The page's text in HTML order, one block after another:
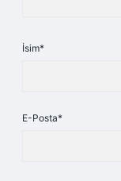
İsim*
E-Posta*